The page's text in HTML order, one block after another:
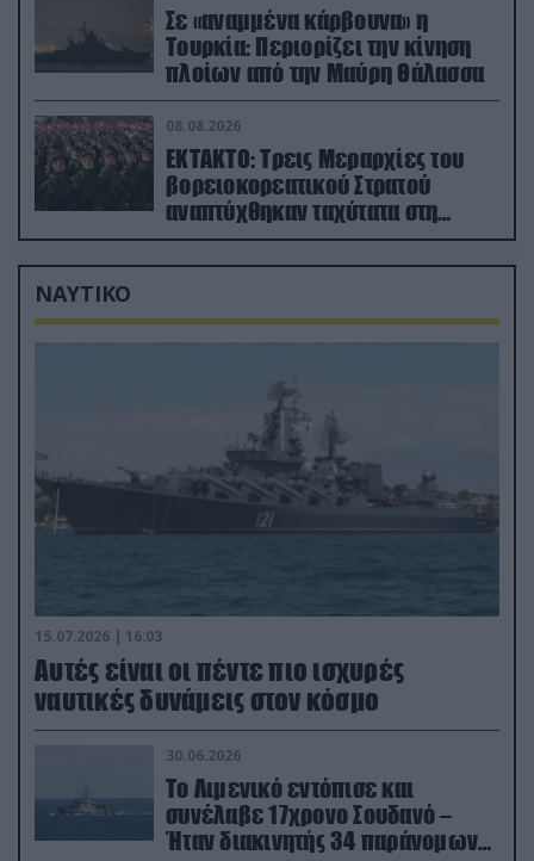
Σε «αναμμένα κάρβουνα» η
Τουρκία: Περιορίζει την κίνηση
πλοίων από την Μαύρη Θάλασσα
08.08.2026
ΕΚΤΑΚΤΟ: Τρεις Μεραρχίες του
βορειοκορεατικού Στρατού
αναπτύχθηκαν ταχύτατα στη
Ρωσία
ΝΑΥΤΙΚΟ
15.07.2026 | 16:03
Aυτές είναι οι πέντε πιο ισχυρές
ναυτικές δυνάμεις στον κόσμο
30.06.2026
Το Λιμενικό εντόπισε και
συνέλαβε 17χρονο Σουδανό –
Ήταν διακινητής 34 παράνομων